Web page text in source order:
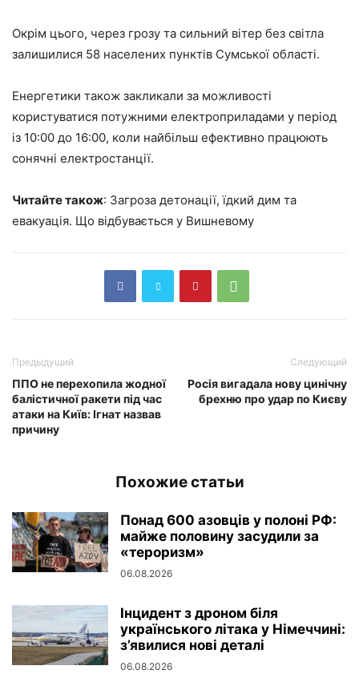
Окрім цього, через грозу та сильний вітер без світла
залишилися 58 населених пунктів Сумської області.
Енергетики також закликали за можливості
користуватися потужними електроприладами у період
із 10:00 до 16:00, коли найбільш ефективно працюють
сонячні електростанції.
Читайте також: Загроза детонації, їдкий дим та
евакуація. Що відбувається у Вишневому
Предыдущий
ППО не перехопила жодної
балістичної ракети під час
атаки на Київ: Ігнат назвав
причину
Следующий
Росія вигадала нову цинічну
брехню про удар по Києву
Похожие статьи
Понад 600 азовців у полоні РФ:
майже половину засудили за
«тероризм»
06.08.2026
Інцидент з дроном біля
українського літака у Німеччині:
з’явилися нові деталі
06.08.2026